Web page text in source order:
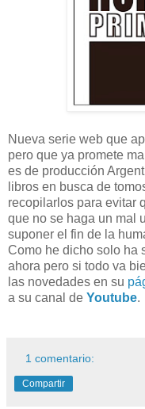
Nueva serie web que
pero que ya promete
es de producción
libros en busca de
recopilarlos para evitar
que no se haga un mal
suponer el fin de la
Como he dicho solo ha
ahora pero si todo va
las novedades en su
a su canal de Youtube.
1 comentario:
Compartir